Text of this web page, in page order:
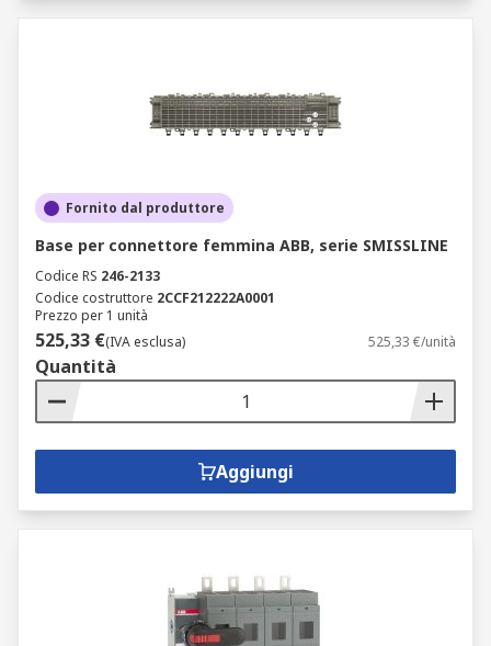
Fornito dal produttore
Base per connettore femmina ABB, serie SMISSLINE
Codice RS 246-2133
Codice costruttore 2CCF212222A0001
Prezzo per 1 unità
525,33 €(IVA esclusa) 525,33 €/unità
Quantità
Aggiungi